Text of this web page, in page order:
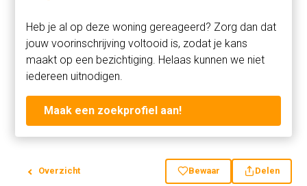
Heb je al op deze woning gereageerd? Zorg dan dat
jouw voorinschrijving voltooid is, zodat je kans
maakt op een bezichtiging. Helaas kunnen we niet
iedereen uitnodigen.
Maak een zoekprofiel aan!
Overzicht Bewaar Delen